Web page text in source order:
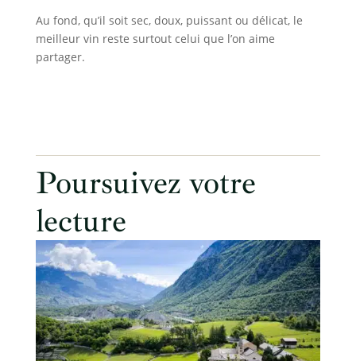
Au fond, qu’il soit sec, doux, puissant ou délicat, le
meilleur vin reste surtout celui que l’on aime
partager.
Poursuivez votre
lecture